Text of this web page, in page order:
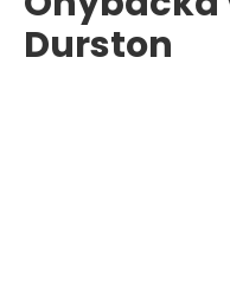
Durston